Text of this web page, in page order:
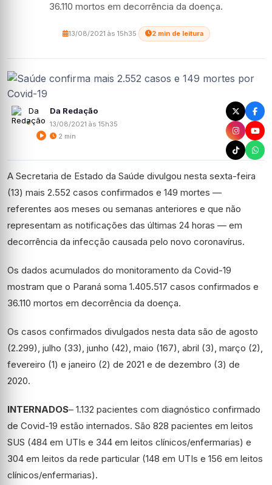
36.110 mortos em decorrência da doença.
13/08/2021 às 15h35 2 min de leitura
Da Redação
13/08/2021 às 15h35
2 min
A Secretaria de Estado da Saúde divulgou nesta sexta-feira
(13) mais 2.552 casos confirmados e 149 mortes —
referentes aos meses ou semanas anteriores e que não
representam as notificações das últimas 24 horas — em
decorrência da infecção causada pelo novo coronavírus.
Os dados acumulados do monitoramento da Covid-19
mostram que o Paraná soma 1.405.517 casos confirmados e
36.110 mortos em decorrência da doença.
Os casos confirmados divulgados nesta data são de agosto
(2.299), julho (33), junho (42), maio (167), abril (3), março (2),
fevereiro (1) e janeiro (2) de 2021 e de dezembro (3) de
2020.
INTERNADOS– 1.132 pacientes com diagnóstico confirmado
de Covid-19 estão internados. São 828 pacientes em leitos
SUS (484 em UTIs e 344 em leitos clínicos/enfermarias) e
304 em leitos da rede particular (148 em UTIs e 156 em leitos
clínicos/enfermarias).